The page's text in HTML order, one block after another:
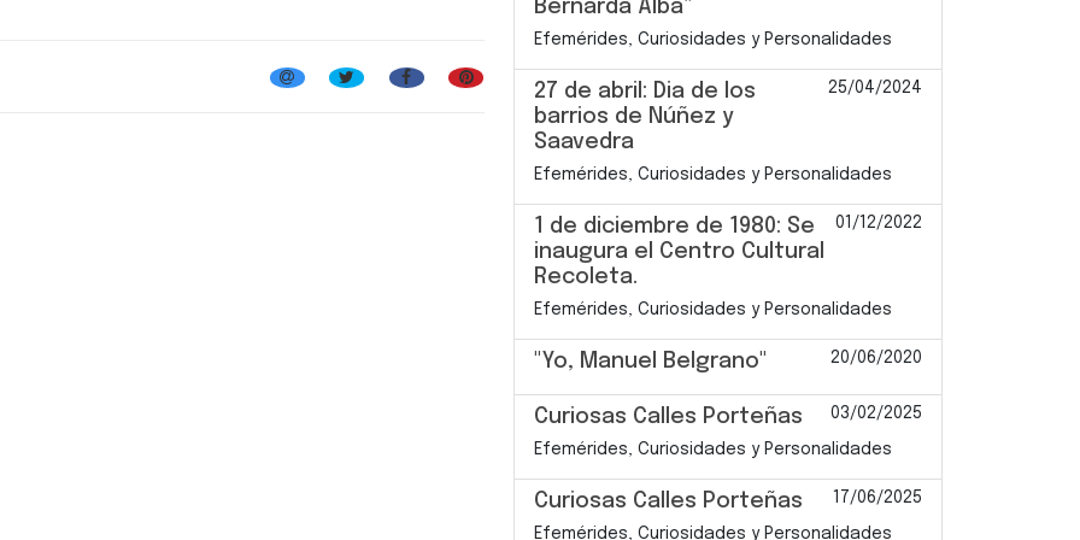
Bernarda Alba”
Efemérides, Curiosidades y Personalidades
27 de abril: Dia de los
barrios de Núñez y
Saavedra
25/04/2024
Efemérides, Curiosidades y Personalidades
1 de diciembre de 1980: Se
inaugura el Centro Cultural
Recoleta.
01/12/2022
Efemérides, Curiosidades y Personalidades
"Yo, Manuel Belgrano" 20/06/2020
Curiosas Calles Porteñas 03/02/2025
Efemérides, Curiosidades y Personalidades
Curiosas Calles Porteñas 17/06/2025
Efemérides, Curiosidades y Personalidades